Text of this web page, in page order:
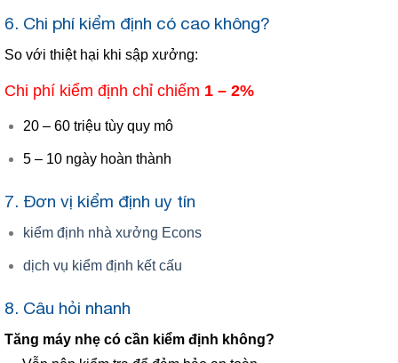
6. Chi phí kiểm định có cao không?
So với thiệt hại khi sập xưởng:
Chi phí kiểm định chỉ chiếm 1 – 2%
20 – 60 triệu tùy quy mô
5 – 10 ngày hoàn thành
7. Đơn vị kiểm định uy tín
kiểm định nhà xưởng Econs
dịch vụ kiểm định kết cấu
8. Câu hỏi nhanh
Tăng máy nhẹ có cần kiểm định không?